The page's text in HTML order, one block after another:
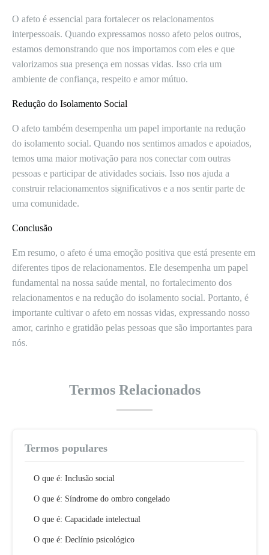
O afeto é essencial para fortalecer os relacionamentos
interpessoais. Quando expressamos nosso afeto pelos outros,
estamos demonstrando que nos importamos com eles e que
valorizamos sua presença em nossas vidas. Isso cria um
ambiente de confiança, respeito e amor mútuo.
Redução do Isolamento Social
O afeto também desempenha um papel importante na redução
do isolamento social. Quando nos sentimos amados e apoiados,
temos uma maior motivação para nos conectar com outras
pessoas e participar de atividades sociais. Isso nos ajuda a
construir relacionamentos significativos e a nos sentir parte de
uma comunidade.
Conclusão
Em resumo, o afeto é uma emoção positiva que está presente em
diferentes tipos de relacionamentos. Ele desempenha um papel
fundamental na nossa saúde mental, no fortalecimento dos
relacionamentos e na redução do isolamento social. Portanto, é
importante cultivar o afeto em nossas vidas, expressando nosso
amor, carinho e gratidão pelas pessoas que são importantes para
nós.
Termos Relacionados
Termos populares
O que é: Inclusão social
O que é: Síndrome do ombro congelado
O que é: Capacidade intelectual
O que é: Declínio psicológico